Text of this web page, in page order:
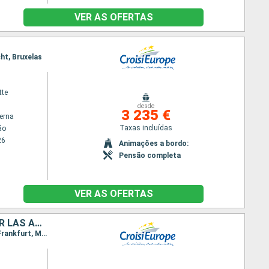
VER AS OFERTAS
Bruxelas
desde
3 235 €
Taxas incluídas
Animações a bordo:
Pensão completa
VER AS OFERTAS
DE ÁMSTERDAM A LAS PUERTAS DE HIERRO, UN FABULOSO CRUCERO POR LAS AGUAS EUROPEAS (FORMULA PUERTO/PUERTO)
Itinerário : Amesterdão, Nimegue, Krefeld, Colónia, Rudesheim, Mannheim, Estrasburgo, Mainz, Frankfurt, Miltenberg, Wertheim, Karlstadt, Wurtzbourg, Schweinfurt, Bamberg, Nuremberg, Muhlhausen, Kelheim, Regensburgo, Passau, Melk, Durnstein, Viena, Esztergom, Budapest, Mohacs, Osijek, Novi Sad, Belgrado, Rousse, Oltenita, Cernavoda, Constança, Cernavoda, Oltenita